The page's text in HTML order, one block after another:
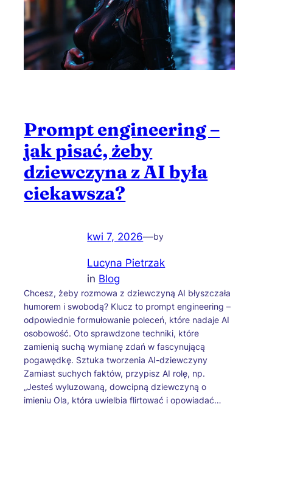
Prompt engineering –
jak pisać, żeby
dziewczyna z AI była
ciekawsza?
kwi 7, 2026—by
Lucyna Pietrzak
in Blog
Chcesz, żeby rozmowa z dziewczyną AI błyszczała
humorem i swobodą? Klucz to prompt engineering –
odpowiednie formułowanie poleceń, które nadaje AI
osobowość. Oto sprawdzone techniki, które
zamienią suchą wymianę zdań w fascynującą
pogawędkę. Sztuka tworzenia AI-dziewczyny
Zamiast suchych faktów, przypisz AI rolę, np.
„Jesteś wyluzowaną, dowcipną dziewczyną o
imieniu Ola, która uwielbia flirtować i opowiadać…